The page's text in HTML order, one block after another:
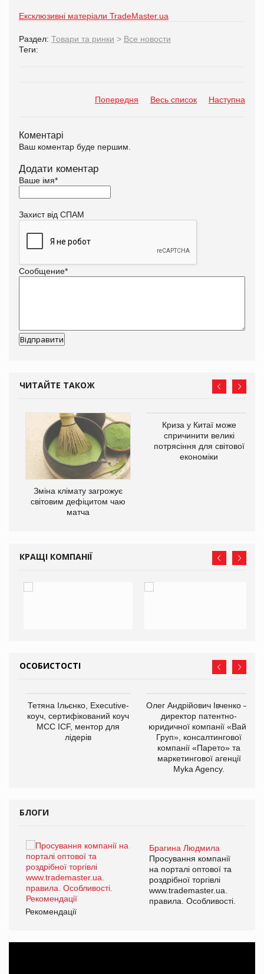
Ексклюзивні матеріали TradeMaster.ua
Раздел: Товари та ринки > Все новости
Теги:
Попередня Весь список Наступна
Коментарі
Ваш коментар буде першим.
Додати коментар
Ваше імя*
Захист від СПАМ
Сообщение*
ЧИТАЙТЕ ТАКОЖ
Зміна клімату загрожує
світовим дефіцитом чаю
матча
Криза у Китаї може
спричинити великі
потрясіння для світової
економіки
КРАЩІ КОМПАНІЇ
ОСОБИСТОСТІ
Тетяна Ільєнко, Executive-
коуч, сертифікований коуч
МСС ICF, ментор для
лідерів
Олег Андрійович Івченко —
директор патентно-
юридичної компанії «Вайз
Груп», консалтингової
компанії «Парето» та
маркетингової агенції
Myka Agency.
БЛОГИ
Брагина Людмила
Просування компанії
на порталі оптової та
роздрібної торгівлі
www.trademaster.ua.
правила. Особливості.
Рекомендації